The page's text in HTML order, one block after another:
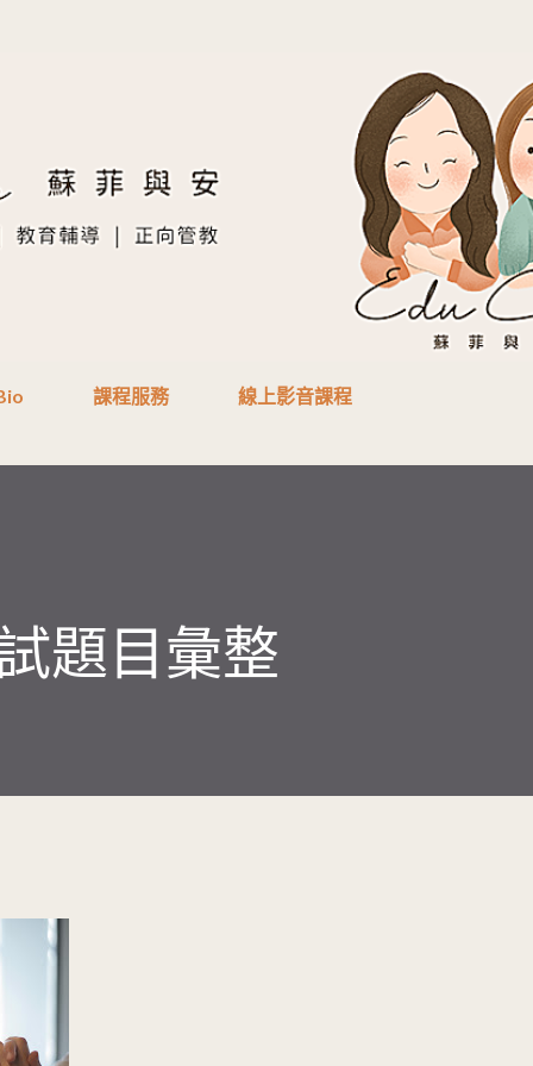
課程服務 線上影音課程
題目彙整